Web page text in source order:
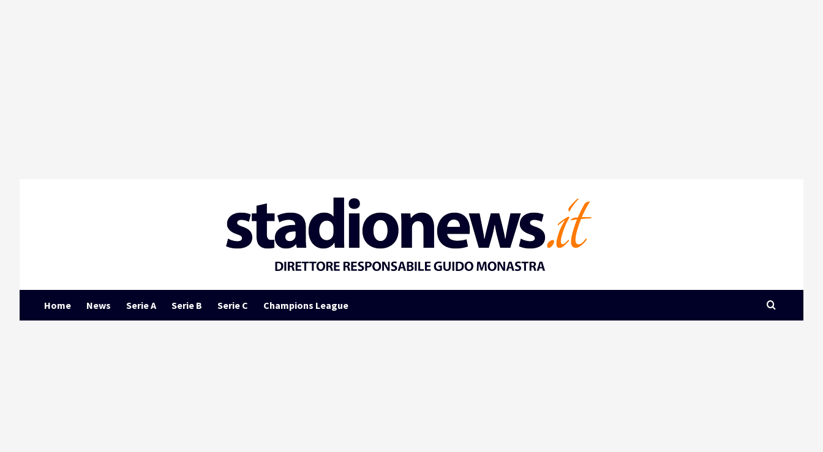
Home News Serie A Serie B Serie C Champions League